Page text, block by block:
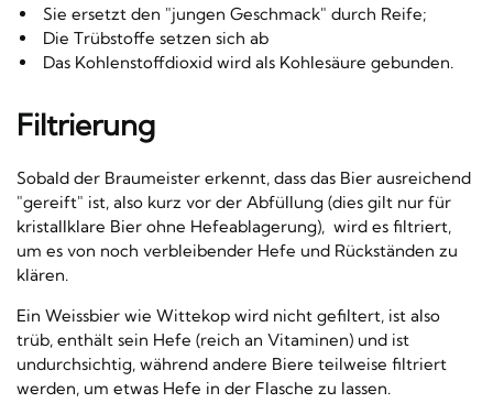
Sie ersetzt den "jungen Geschmack" durch Reife;
Die Trübstoffe setzen sich ab
Das Kohlenstoffdioxid wird als Kohlesäure gebunden.
Filtrierung
Sobald der Braumeister erkennt, dass das Bier ausreichend
"gereift" ist, also kurz vor der Abfüllung (dies gilt nur für
kristallklare Bier ohne Hefeablagerung), wird es filtriert,
um es von noch verbleibender Hefe und Rückständen zu
klären.
Ein Weissbier wie Wittekop wird nicht gefiltert, ist also
trüb, enthält sein Hefe (reich an Vitaminen) und ist
undurchsichtig, während andere Biere teilweise filtriert
werden, um etwas Hefe in der Flasche zu lassen.